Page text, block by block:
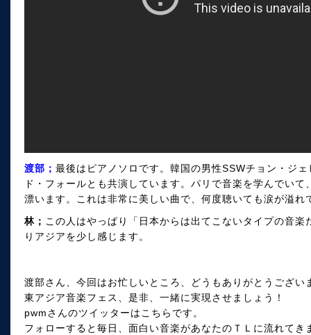
渡部； 最後はピアノソロです。韓国の男性SSWチョン・ジ
ド・フォールとも共演しています。パリで音楽を学んでい
漂います。これは非常に美しい曲で、何度聴いても涙が溢れ
林； この人はやっぱり「日本からは出てこないタイプの音
りアジアを少し感じます。
渡部さん、今回はお忙しいところ、どうもありがとうござい
東アジア音楽フェス、是非、一緒に実現させましょう！
pwmさんのツイッターはこちらです。
フォローすると毎日、面白い音楽があなたのＴＬに流れてき